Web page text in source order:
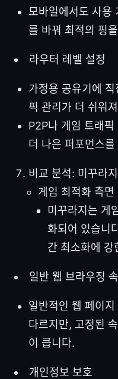
모바일에서도 사용
를 바꿔 최적의 핑
라우터 레벨 설정
가정용 공유기에
픽 관리가 더 쉬워
P2P나 게임 트래
더 나은 퍼포먼스
비교 분석: 미꾸라
게임 최적화 측면
미꾸라지는 게
화되어 있습니
간 최소화에 강
일반 웹 브라우징
일반적인 웹 페이
다르지만, 고정된
이 큽니다.
개인정보 보호